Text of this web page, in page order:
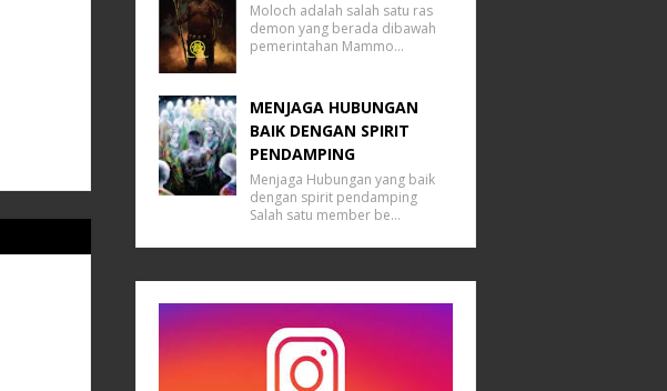
Moloch adalah salah satu ras
demon yang berada dibawah
pemerintahan Mammo…
MENJAGA HUBUNGAN
BAIK DENGAN SPIRIT
PENDAMPING
Menjaga Hubungan yang baik
dengan spirit pendamping
Salah satu member be…